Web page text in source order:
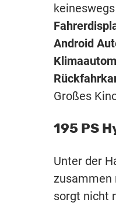
Android
Großes
195 PS
Unter der
zusammen
sorgt nicht